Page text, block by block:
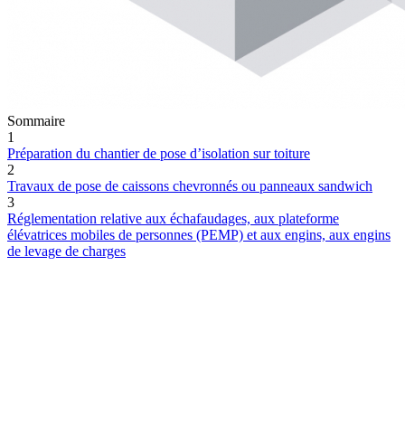
Sommaire
1
Préparation du chantier de pose d’isolation sur toiture
2
Travaux de pose de caissons chevronnés ou panneaux sandwich
3
Réglementation relative aux échafaudages, aux plateforme
élévatrices mobiles de personnes (PEMP) et aux engins, aux engins
de levage de charges